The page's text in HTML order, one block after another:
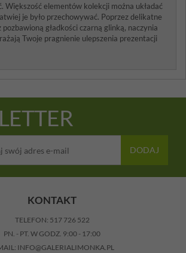
Większość elementów kolekcji można układać
je było przechowywać. Poprzez delikatne
pozbawioną gładkości czarną glinką, naczynia
Twoje pragnienie ulepszenia prezentacji
DODAJ
KONTAKT
TELEFON: 517 726 522
PN. - PT. W GODZ. 9:00 - 17:00
INFO@GALERIALIMONKA.PL